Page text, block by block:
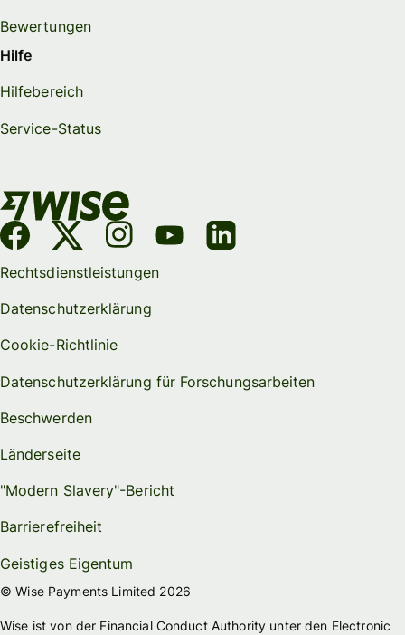
Bewertungen
Hilfe
Hilfebereich
Service-Status
Rechtsdienstleistungen
Datenschutzerklärung
Cookie-Richtlinie
Datenschutzerklärung für Forschungsarbeiten
Beschwerden
Länderseite
"Modern Slavery"-Bericht
Barrierefreiheit
Geistiges Eigentum
© Wise Payments Limited 2026
Wise ist von der Financial Conduct Authority unter den Electronic